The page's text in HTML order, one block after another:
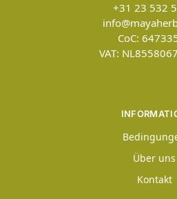
+31 23 532
CoC:
VAT:
Über uns
Kontakt